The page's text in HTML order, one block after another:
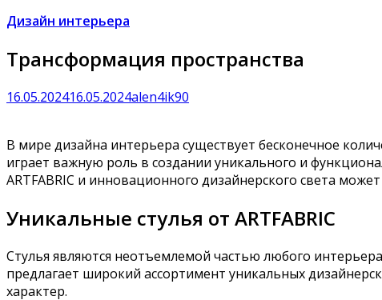
Дизайн интерьера
Трансформация пространства
16.05.202416.05.2024alen4ik90
В мире дизайна интерьера существует бесконечное
играет важную роль в создании уникального и
ARTFABRIC и инновационного дизайнерского света
Уникальные стулья от ARTFABRIC
Стулья являются неотъемлемой частью любого
предлагает широкий ассортимент уникальных
характер.